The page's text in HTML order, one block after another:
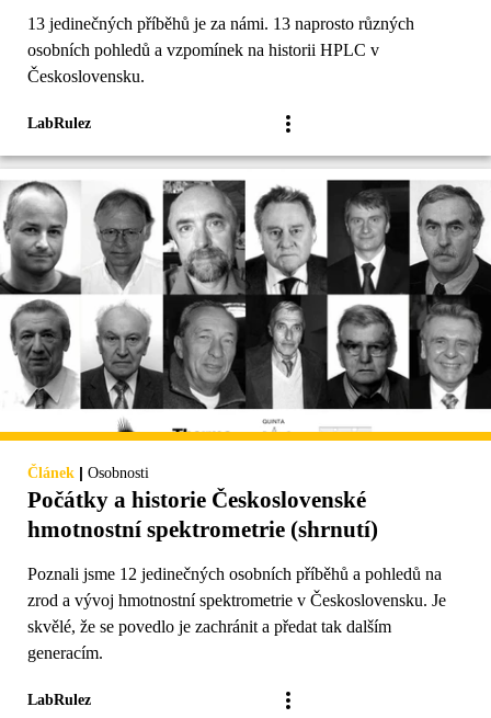
13 jedinečných příběhů je za námi. 13 naprosto různých
osobních pohledů a vzpomínek na historii HPLC v
Československu.
LabRulez
Článek | Osobnosti
Počátky a historie Československé
hmotnostní spektrometrie (shrnutí)
Poznali jsme 12 jedinečných osobních příběhů a pohledů na
zrod a vývoj hmotnostní spektrometrie v Československu. Je
skvělé, že se povedlo je zachránit a předat tak dalším
generacím.
LabRulez